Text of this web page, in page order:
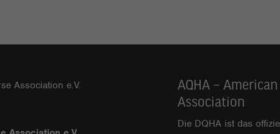
AQHA –
Association
Die DQHA ist das